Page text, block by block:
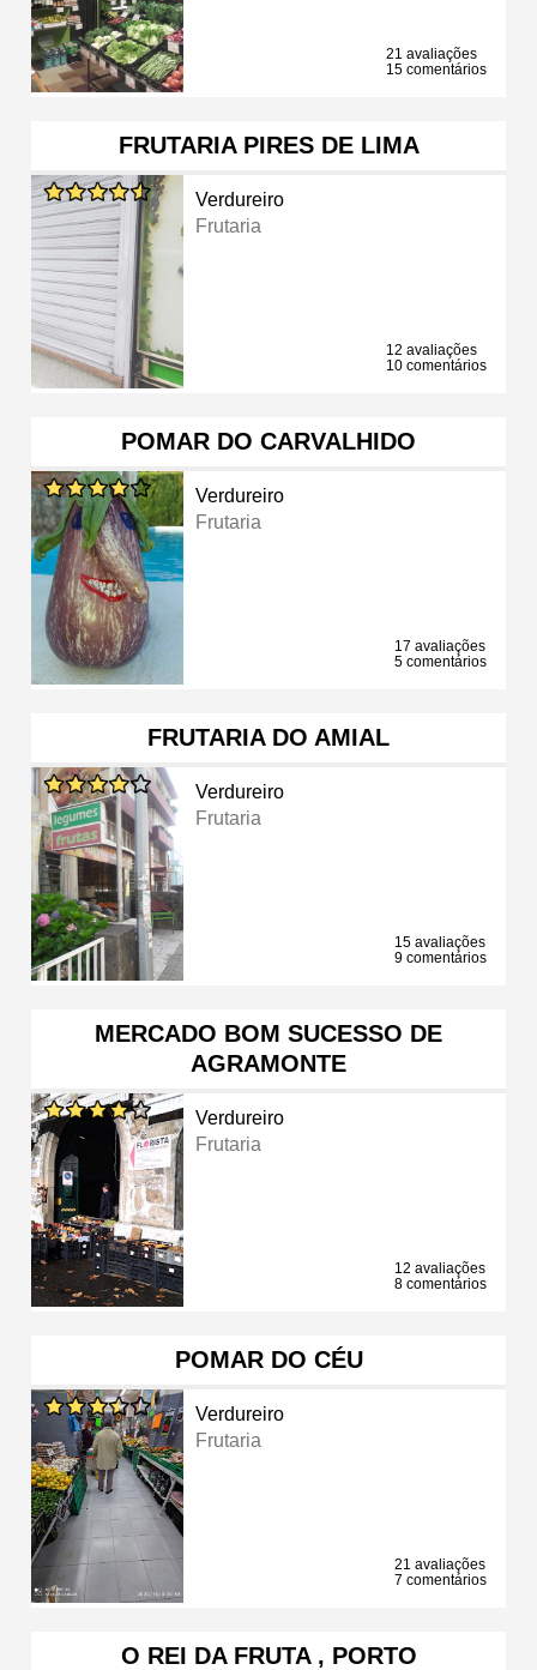
21 avaliações
15 comentários
FRUTARIA PIRES DE LIMA
Verdureiro
Frutaria
12 avaliações
10 comentários
POMAR DO CARVALHIDO
Verdureiro
Frutaria
17 avaliações
5 comentários
FRUTARIA DO AMIAL
Verdureiro
Frutaria
15 avaliações
9 comentários
MERCADO BOM SUCESSO DE
AGRAMONTE
Verdureiro
Frutaria
12 avaliações
8 comentários
POMAR DO CÉU
Verdureiro
Frutaria
21 avaliações
7 comentários
O REI DA FRUTA , PORTO